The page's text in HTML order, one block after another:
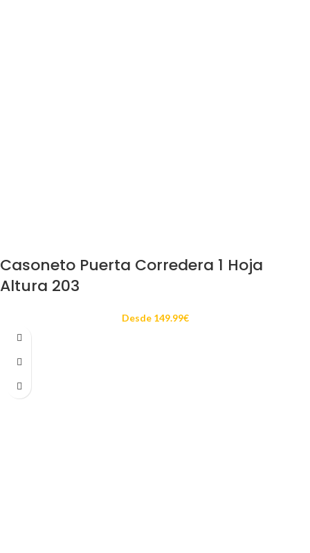
Casoneto Puerta Corredera 1 Hoja
Altura 203
Desde 149.99€